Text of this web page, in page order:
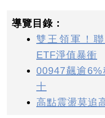
導覽目錄：
雙王領軍！
ETF淨值暴衝
00947飆逾
十
高點震盪莫追